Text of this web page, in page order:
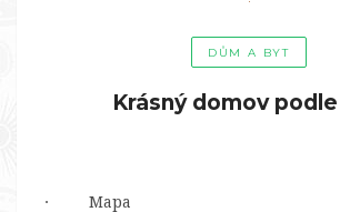
DŮM A BYT
Krásný domov
· Mapa